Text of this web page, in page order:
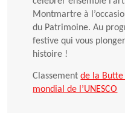
Montmartre à
du Patrimoine. Au
festive qui vous
histoire !
Classementde la
mondial de l’UNESCO